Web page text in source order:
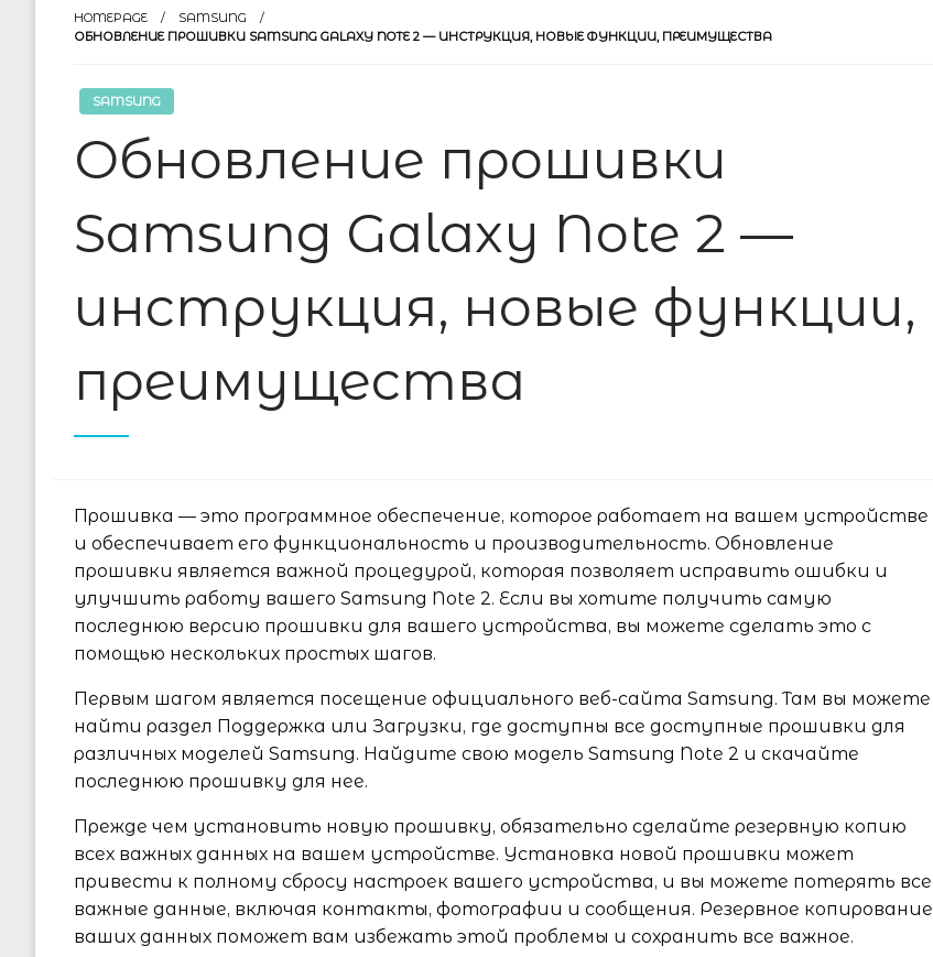
HOMEPAGE
SAMSUNG
ОБНОВЛЕНИЕ ПРОШИВКИ SAMSUNG GALAXY NOTE 2 — ИНСТРУКЦИЯ, НОВЫЕ ФУНКЦИИ, ПРЕИМУЩЕСТВА
SAMSUNG
Обновление прошивки
Samsung Galaxy Note 2 —
инструкция, новые функции,
преимущества
Прошивка — это программное обеспечение, которое работает на вашем устройстве
и обеспечивает его функциональность и производительность. Обновление
прошивки является важной процедурой, которая позволяет исправить ошибки и
улучшить работу вашего Samsung Note 2. Если вы хотите получить самую
последнюю версию прошивки для вашего устройства, вы можете сделать это с
помощью нескольких простых шагов.
Первым шагом является посещение официального веб-сайта Samsung. Там вы можете
найти раздел Поддержка или Загрузки, где доступны все доступные прошивки для
различных моделей Samsung. Найдите свою модель Samsung Note 2 и скачайте
последнюю прошивку для нее.
Прежде чем установить новую прошивку, обязательно сделайте резервную копию
всех важных данных на вашем устройстве. Установка новой прошивки может
привести к полному сбросу настроек вашего устройства, и вы можете потерять все
важные данные, включая контакты, фотографии и сообщения. Резервное копирование
ваших данных поможет вам избежать этой проблемы и сохранить все важное.